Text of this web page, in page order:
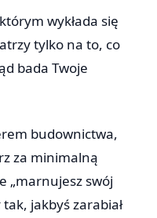
wykłada się
tylko na to, co
bada Twoje
budownictwa,
za minimalną
„marnujesz swój
jakbyś zarabiał